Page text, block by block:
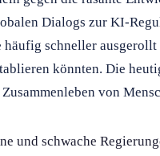
Dialogs zur KI-
häufig schneller
könnten. Die
von
und schwache